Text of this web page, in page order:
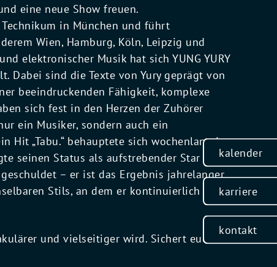
kalender
karriere
kontakt
eine neue Show freuen.
Technikum in München und führt
Wien, Hamburg, Köln, Leipzig und
elektronischer Musik hat sich YUNG YURY
Dabei sind die Texte von Yury geprägt von
beeindruckenden Fähigkeit, komplexe
sich fest in den Herzen der Zuhörer
ein Musiker, sondern auch ein
Hit „Tabu.“ behauptete sich wochenlang in
seinen Status als aufstrebender Star der
– er ist das Ergebnis jahrelanger
Stils, an dem er kontinuierlich
und vielseitiger wird. Sichert euch